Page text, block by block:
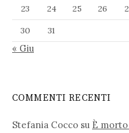
23
24 25 26
30
31
« Giu
COMMENTI RECENTI
Stefania Cocco su È